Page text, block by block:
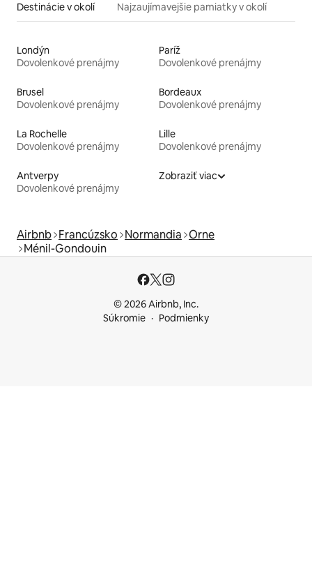
Destinácie v okolí Najzaujímavejšie pamiatky v okolí
Londýn
Dovolenkové prenájmy
Paríž
Dovolenkové prenájmy
Brusel
Dovolenkové prenájmy
Bordeaux
Dovolenkové prenájmy
La Rochelle
Dovolenkové prenájmy
Lille
Dovolenkové prenájmy
Antverpy
Dovolenkové prenájmy
Zobraziť viac
Airbnb Francúzsko Normandia Orne
Ménil-Gondouin
© 2026 Airbnb, Inc.
Súkromie
Podmienky